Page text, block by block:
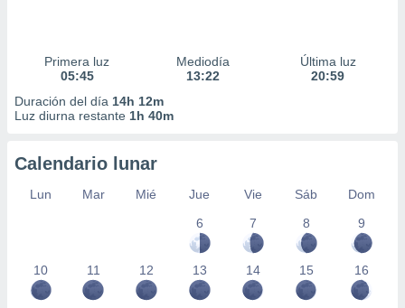
de
e
Primera luz
05:45
Mediodía
13:22
Última luz
20:59
Duración del día 14h 12m
Luz diurna restante 1h 40m
Calendario lunar
Lun Mar Mié Jue Vie Sáb
Dom
6
7 8 9
10 11 12 13 14 15 16